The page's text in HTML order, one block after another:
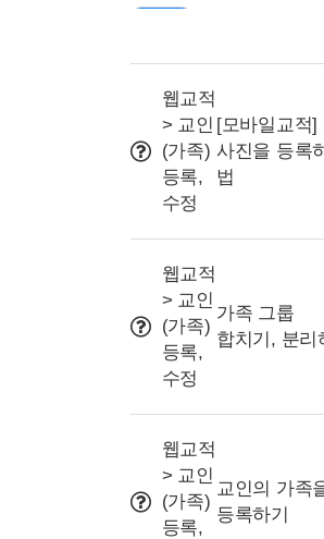
출석 관리(QR/바코드)
조직(교구or부서) 설
문자 관련
프로그램 및 명칭 설정
사용자권한(교사/리더)
사용 Tip
웹교적
> 교인
(가족)
등록,
수정
[모바일교적]
사진을 등록
법
웹교적
> 교인
(가족)
등록,
수정
가족 그룹
합치기, 분리
웹교적
> 교인
(가족)
등록,
교인의 가족
등록하기